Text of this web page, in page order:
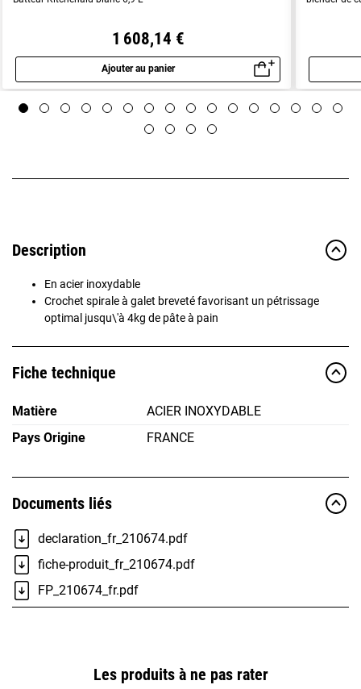
1 608,14 €
Ajouter au panier
Aperçu rapide
Description
En acier inoxydable
Crochet spirale à galet breveté favorisant un pétrissage
optimal jusqu\'à 4kg de pâte à pain
Fiche technique
Matière
ACIER INOXYDABLE
Pays Origine
FRANCE
Documents liés
declaration_fr_210674.pdf
fiche-produit_fr_210674.pdf
FP_210674_fr.pdf
Les produits à ne pas rater